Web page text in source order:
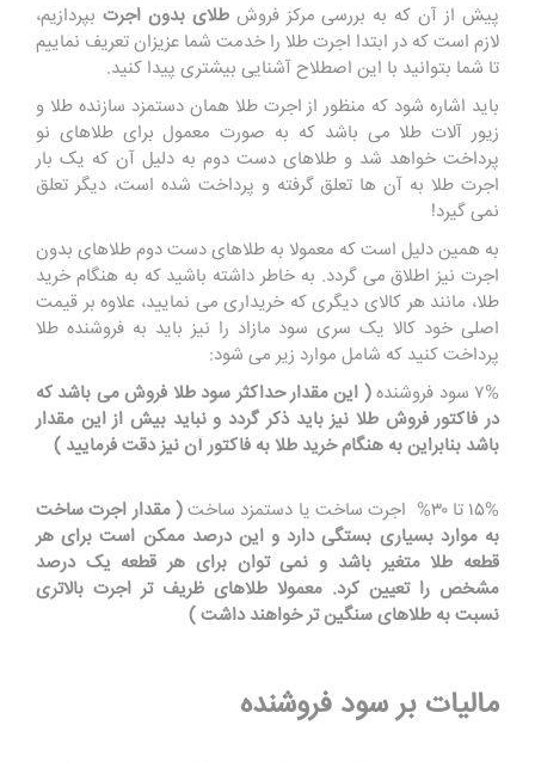
پیش از آن که به بررسی مرکز فروشطلای بدون اجرت بپردازیم،
لازم است که در ابتدا اجرت طلا را خدمت شما عزیزان تعریف نماییم
تا شما بتوانید با این اصطلاح آشنایی بیشتری پیدا کنید.
باید اشاره شود که منظور از اجرت طلا همان دستمزد سازنده طلا و
زیور آلات طلا می باشد که به صورت معمول برای طلاهای نو
پرداخت خواهد شد و طلاهای دست دوم به دلیل آن که یک بار
اجرت طلا به آن ها تعلق گرفته و پرداخت شده است، دیگر تعلق
نمی گیرد!
به همین دلیل است که معمولا به طلاهای دست دوم طلاهای بدون
اجرت نیز اطلاق می گردد. به خاطر داشته باشید که به هنگام خرید
طلا، مانند هر کالای دیگری که خریداری می نمایید، علاوه بر قیمت
اصلی خود کالا یک سری سود مازاد را نیز باید به فروشنده طلا
پرداخت کنید که شامل موارد زیر می شود:
۷% سود فروشنده
( این مقدار حداکثر سود طلا فروش می باشد که
در فاکتور فروش طلا نیز باید ذکر گردد و نباید بیش از این مقدار
باشد بنابراین به هنگام خرید طلا به فاکتور آن نیز دقت فرمایید )
۱۵% تا ۳۰% اجرت ساخت یا دستمزد ساخت
( مقدار اجرت ساخت
به موارد بسیاری بستگی دارد و این درصد ممکن است برای هر
قطعه طلا متغیر باشد و نمی توان برای هر قطعه یک درصد
مشخص را تعیین کرد. معمولا طلاهای ظریف تر اجرت بالاتری
نسبت به طلاهای سنگین تر خواهند داشت )
مالیات بر سود فروشنده